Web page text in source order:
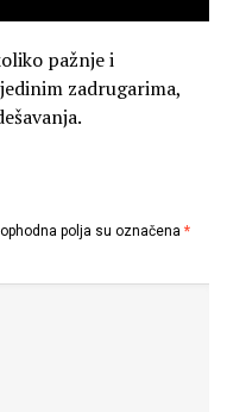
pažnje i
zadrugarima,
polja su označena *